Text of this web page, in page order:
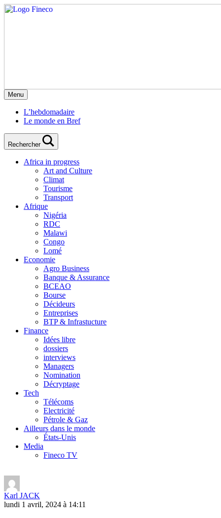
Menu
L’hebdomadaire
Le monde en Bref
Rechercher
Africa in progress
Art and Culture
Climat
Tourisme
Transport
Afrique
Nigéria
RDC
Malawi
Congo
Lomé
Economie
Agro Business
Banque & Assurance
BCEAO
Bourse
Décideurs
Entreprises
BTP & Infrastucture
Finance
Idées libre
dossiers
interviews
Managers
Nomination
Décryptage
Tech
Télécoms
Electricité
Pétrole & Gaz
Ailleurs dans le monde
États-Unis
Media
Fineco TV
Karl JACK
lundi 1 avril, 2024 à 14:11